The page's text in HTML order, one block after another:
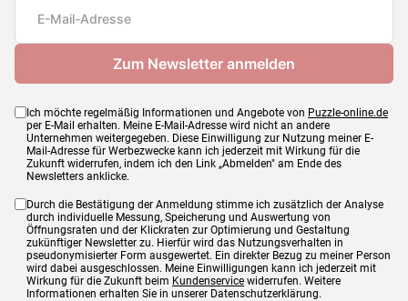
Ich möchte regelmäßig Informationen und Angebote von Puzzle-online.de
per E-Mail erhalten. Meine E-Mail-Adresse wird nicht an andere
Unternehmen weitergegeben. Diese Einwilligung zur Nutzung meiner E-
Mail-Adresse für Werbezwecke kann ich jederzeit mit Wirkung für die
Zukunft widerrufen, indem ich den Link „Abmelden" am Ende des
Newsletters anklicke.
Durch die Bestätigung der Anmeldung stimme ich zusätzlich der Analyse
durch individuelle Messung, Speicherung und Auswertung von
Öffnungsraten und der Klickraten zur Optimierung und Gestaltung
zukünftiger Newsletter zu. Hierfür wird das Nutzungsverhalten in
pseudonymisierter Form ausgewertet. Ein direkter Bezug zu meiner Person
wird dabei ausgeschlossen. Meine Einwilligungen kann ich jederzeit mit
Wirkung für die Zukunft beim Kundenservice widerrufen. Weitere
Informationen erhalten Sie in unserer Datenschutzerklärung.